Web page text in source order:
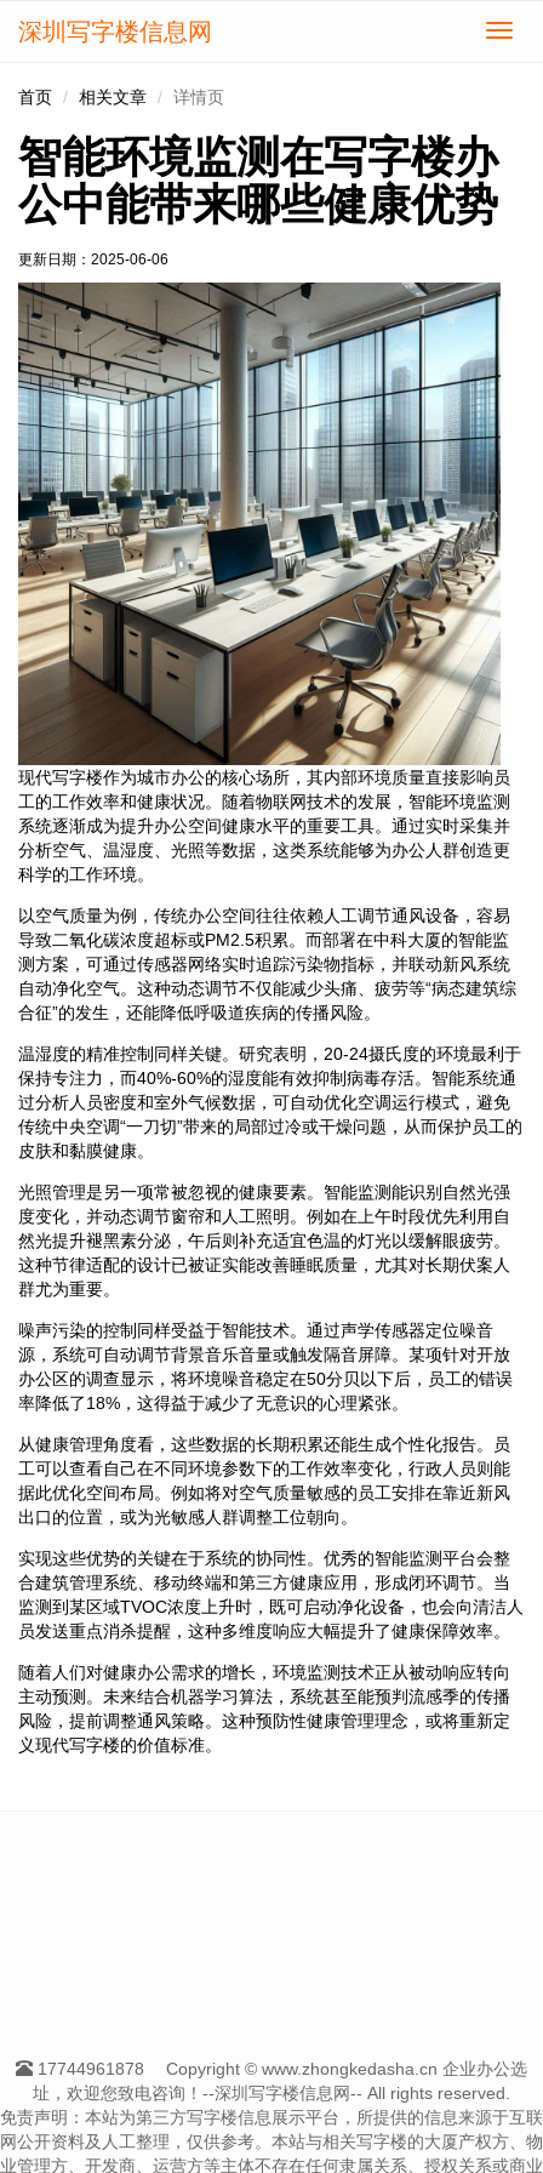
切
深圳写字楼信息网
首页 相关文章 详情页
智能环境监测在写字楼办
公中能带来哪些健康优势
更新日期： 2025-06-06
现代写字楼作为城市办公的核心场所，其内部环境质量直接影响员
工的工作效率和健康状况。随着物联网技术的发展，智能环境监测
系统逐渐成为提升办公空间健康水平的重要工具。通过实时采集并
分析空气、温湿度、光照等数据，这类系统能够为办公人群创造更
科学的工作环境。
以空气质量为例，传统办公空间往往依赖人工调节通风设备，容易
导致二氧化碳浓度超标或PM2.5积累。而部署在中科大厦的智能监
测方案，可通过传感器网络实时追踪污染物指标，并联动新风系统
自动净化空气。这种动态调节不仅能减少头痛、疲劳等“病态建筑综
合征”的发生，还能降低呼吸道疾病的传播风险。
温湿度的精准控制同样关键。研究表明，20-24摄氏度的环境最利于
保持专注力，而40%-60%的湿度能有效抑制病毒存活。智能系统通
过分析人员密度和室外气候数据，可自动优化空调运行模式，避免
传统中央空调“一刀切”带来的局部过冷或干燥问题，从而保护员工的
皮肤和黏膜健康。
光照管理是另一项常被忽视的健康要素。智能监测能识别自然光强
度变化，并动态调节窗帘和人工照明。例如在上午时段优先利用自
然光提升褪黑素分泌，午后则补充适宜色温的灯光以缓解眼疲劳。
这种节律适配的设计已被证实能改善睡眠质量，尤其对长期伏案人
群尤为重要。
噪声污染的控制同样受益于智能技术。通过声学传感器定位噪音
源，系统可自动调节背景音乐音量或触发隔音屏障。某项针对开放
办公区的调查显示，将环境噪音稳定在50分贝以下后，员工的错误
率降低了18%，这得益于减少了无意识的心理紧张。
从健康管理角度看，这些数据的长期积累还能生成个性化报告。员
工可以查看自己在不同环境参数下的工作效率变化，行政人员则能
据此优化空间布局。例如将对空气质量敏感的员工安排在靠近新风
出口的位置，或为光敏感人群调整工位朝向。
实现这些优势的关键在于系统的协同性。优秀的智能监测平台会整
合建筑管理系统、移动终端和第三方健康应用，形成闭环调节。当
监测到某区域TVOC浓度上升时，既可启动净化设备，也会向清洁人
员发送重点消杀提醒，这种多维度响应大幅提升了健康保障效率。
随着人们对健康办公需求的增长，环境监测技术正从被动响应转向
主动预测。未来结合机器学习算法，系统甚至能预判流感季的传播
风险，提前调整通风策略。这种预防性健康管理理念，或将重新定
义现代写字楼的价值标准。
17744961878
Copyright © www.zhongkedasha.cn 企业办公选
址，欢迎您致电咨询！--深圳写字楼信息网-- All rights reserved.
免责声明：本站为第三方写字楼信息展示平台，所提供的信息来源于互联
网公开资料及人工整理，仅供参考。本站与相关写字楼的大厦产权方、物
业管理方、开发商、运营方等主体不存在任何隶属关系、授权关系或商业